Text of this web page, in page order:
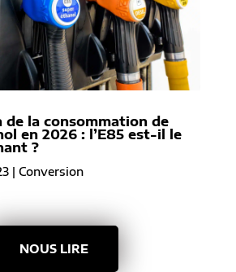
de la consommation de
en 2026 : l’E85 est-il le
?
| Conversion
NOUS LIRE